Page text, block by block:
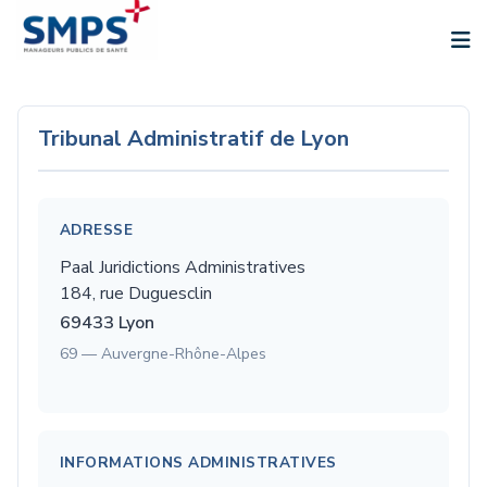
Aller
contenu
Tribunal Administratif de Lyon
ADRESSE
Paal Juridictions Administratives
184, rue Duguesclin
69433 Lyon
69 — Auvergne-Rhône-Alpes
INFORMATIONS ADMINISTRATIVES